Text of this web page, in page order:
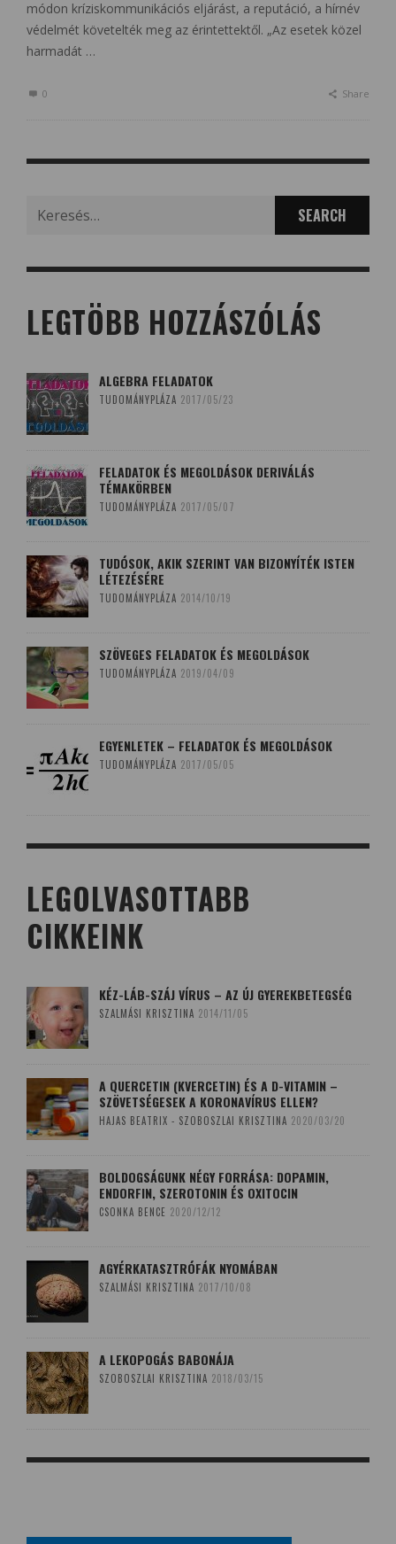
módon kríziskommunikációs eljárást, a reputáció, a hírnév
védelmét követelték meg az érintettektől. „Az esetek közel
harmadát …
0 Share
LEGTÖBB HOZZÁSZÓLÁS
ALGEBRA FELADATOK
TUDOMÁNYPLÁZA 2017/05/23
FELADATOK ÉS MEGOLDÁSOK DERIVÁLÁS
TÉMAKÖRBEN
TUDOMÁNYPLÁZA 2017/05/07
TUDÓSOK, AKIK SZERINT VAN BIZONYÍTÉK ISTEN
LÉTEZÉSÉRE
TUDOMÁNYPLÁZA 2014/10/19
SZÖVEGES FELADATOK ÉS MEGOLDÁSOK
TUDOMÁNYPLÁZA 2019/04/09
EGYENLETEK – FELADATOK ÉS MEGOLDÁSOK
TUDOMÁNYPLÁZA 2017/05/05
LEGOLVASOTTABB
CIKKEINK
KÉZ-LÁB-SZÁJ VÍRUS – AZ ÚJ GYEREKBETEGSÉG
SZALMÁSI KRISZTINA 2014/11/05
A QUERCETIN (KVERCETIN) ÉS A D-VITAMIN –
SZÖVETSÉGESEK A KORONAVÍRUS ELLEN?
HAJAS BEATRIX - SZOBOSZLAI KRISZTINA 2020/03/20
BOLDOGSÁGUNK NÉGY FORRÁSA: DOPAMIN,
ENDORFIN, SZEROTONIN ÉS OXITOCIN
CSONKA BENCE 2020/12/12
AGYÉRKATASZTRÓFÁK NYOMÁBAN
SZALMÁSI KRISZTINA 2017/10/08
A LEKOPOGÁS BABONÁJA
SZOBOSZLAI KRISZTINA 2018/03/15